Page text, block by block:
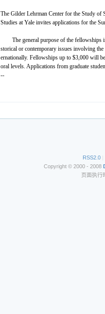
The Gilder Lehrman Center for the Study of
Studies at Yale invites applications for the
The general purpose of the fellowships
storical or contemporary issues involving
ernationally. Fellowships up to $3,000 will
oral levels. Applications from graduate
--
RSS2.0 |
Copyright © 2000 - 2008
页面执行